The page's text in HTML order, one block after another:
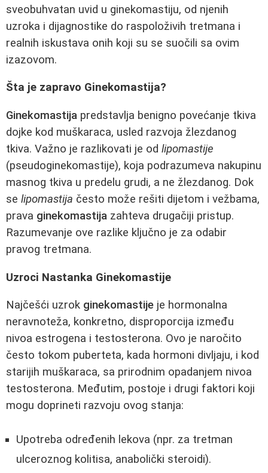
sveobuhvatan uvid u ginekomastiju, od njenih
uzroka i dijagnostike do raspoloživih tretmana i
realnih iskustava onih koji su se suočili sa ovim
izazovom.
Šta je zapravo Ginekomastija?
Ginekomastija predstavlja benigno povećanje tkiva
dojke kod muškaraca, usled razvoja žlezdanog
tkiva. Važno je razlikovati je od lipomastije
(pseudoginekomastije), koja podrazumeva nakupinu
masnog tkiva u predelu grudi, a ne žlezdanog. Dok
se lipomastija često može rešiti dijetom i vežbama,
prava ginekomastija zahteva drugačiji pristup.
Razumevanje ove razlike ključno je za odabir
pravog tretmana.
Uzroci Nastanka Ginekomastije
Najčešći uzrok ginekomastije je hormonalna
neravnoteža, konkretno, disproporcija između
nivoa estrogena i testosterona. Ovo je naročito
često tokom puberteta, kada hormoni divljaju, i kod
starijih muškaraca, sa prirodnim opadanjem nivoa
testosterona. Međutim, postoje i drugi faktori koji
mogu doprineti razvoju ovog stanja:
Upotreba određenih lekova (npr. za tretman
ulceroznog kolitisa, anabolički steroidi).